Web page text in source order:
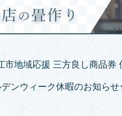
市地域応援 三方良し商品券
ンウィーク休暇のお知ら